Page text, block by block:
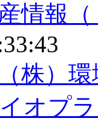
情報（
株）
オプ